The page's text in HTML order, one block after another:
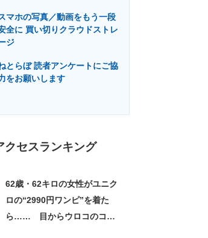
マホの写真／動画をもう一段
全に 買い切りクラウドストレ
ジ
とらぼ 読者アンケートにご協
をお願いします
クセスランキング
62歳・62キロの女性がユニク
ロの“2990円ワンピ”を着た
ら…… 目からウロコのコー